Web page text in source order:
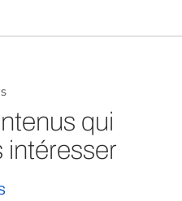
qui
intéresser